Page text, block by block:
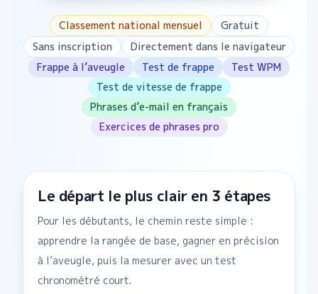
Classement national mensuel
Gratuit
Sans inscription
Directement dans le navigateur
Frappe à l’aveugle
Test de frappe
Test WPM
Test de vitesse de frappe
Phrases d’e-mail en français
Exercices de phrases pro
Le départ le plus clair en 3 étapes
Pour les débutants, le chemin reste simple :
apprendre la rangée de base, gagner en précision
à l’aveugle, puis la mesurer avec un test
chronométré court.